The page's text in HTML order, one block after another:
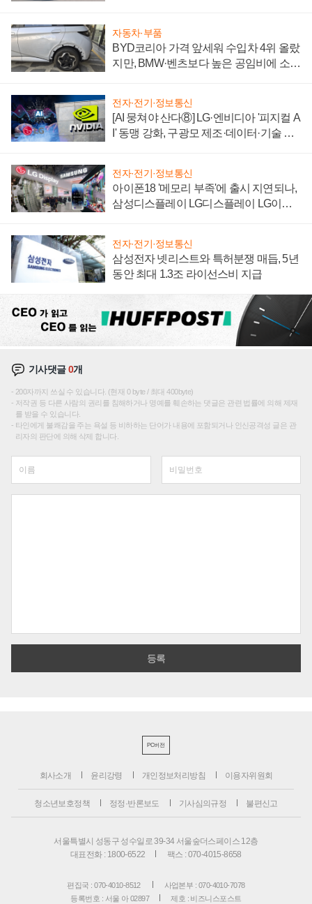
자동차·부품
BYD코리아 가격 앞세워 수입차 4위 올랐
지만, BMW·벤츠보다 높은 공임비에 소비
전자·전기·정보통신
[AI 뭉쳐야 산다⑧] LG·엔비디아 '피지컬 A
I' 동맹 강화, 구광모 제조·데이터·기술 결
전자·전기·정보통신
아이폰18 '메모리 부족'에 출시 지연되나,
삼성디스플레이 LG디스플레이 LG이노
전자·전기·정보통신
삼성전자 넷리스트와 특허분쟁 매듭, 5년
동안 최대 1.3조 라이선스비 지급
기사댓글0개
200자까지 쓰실 수 있습니다. (현재 0 byte / 최대 400byte)
저작권 등 다른 사람의 권리를 침해하거나 명예를 훼손하는 댓글은 관련 법률에 의해 제재
를 받을 수 있습니다.
타인에게 불쾌감을 주는 욕설 등 비하하는 단어가 내용에 포함되거나 인신공격성 글은 관
리자의 판단에 의해 삭제 합니다.
PC버전
회사소개 윤리강령 개인정보처리방침 이용자위원회
청소년보호정책 정정·반론보도 기사심의규정 불편신고
서울특별시 성동구 성수일로 39-34 서울숲더스페이스 12층
대표전화 : 1800-6522
팩스 : 070-4015-8658
편집국 : 070-4010-8512
사업본부 : 070-4010-7078
등록번호 : 서울 아 02897
제호 : 비즈니스포스트